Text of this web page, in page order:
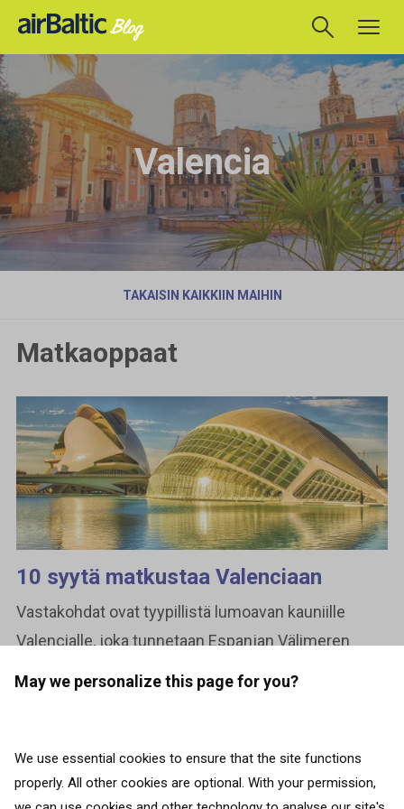
May we personalize this page for you?
We use essential cookies to ensure that the site functions
properly. All other cookies are optional. With your permission,
Valencia
TAKAISIN KAIKKIIN MAIHIN
Matkaoppaat
10 syytä matkustaa Valenciaan
Vastakohdat ovat tyypillistä lumoavan kauniille
Valencialle, joka tunnetaan Espanjan Välimeren
merkityksessä. Rauhaa kaipaavat löytävät lukuisia
rauhallisia viheralueita, kun taas...